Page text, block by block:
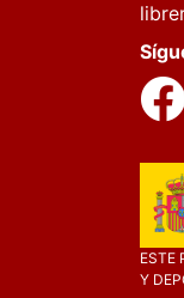
ESTE
Y